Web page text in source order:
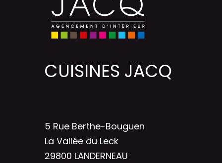
CUISINES JACQ
5 Rue Berthe-Bouguen
La Vallée du Leck
29800 LANDERNEAU